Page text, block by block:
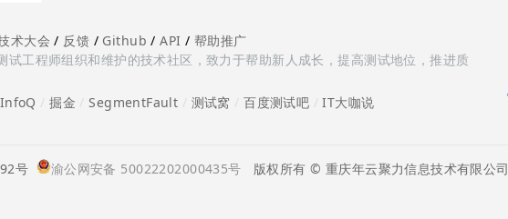
术大会 / 反馈 / Github /API / 帮助推广
工程师组织和维护的技术社区，致力于帮助新人成长，提高测试地位，推进质
InfoQ /掘金 /SegmentFault 测试窝 /百度测试吧 /IT大咖说
号 渝公网安备 50022202000435号 版权所有 © 重庆年云聚力信息技术有限公司